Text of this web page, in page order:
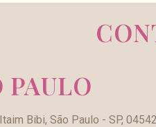
Bibi, São Paulo - SP,